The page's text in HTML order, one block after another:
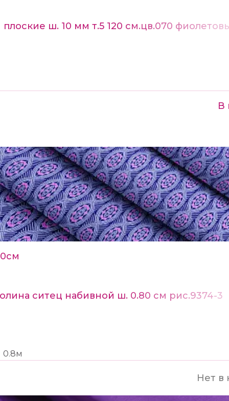
ш. 10 мм т.5 120 см.цв.070
В
ситец набивной ш. 0.80 см рис.9374-3
0.8м
Нет в